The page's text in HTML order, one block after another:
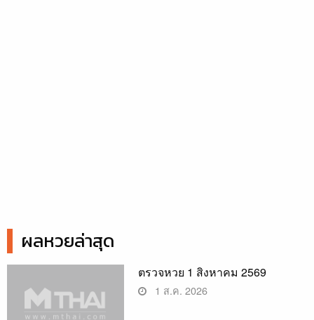
ผลหวยล่าสุด
ตรวจหวย 1 สิงหาคม 2569
1 ส.ค. 2026